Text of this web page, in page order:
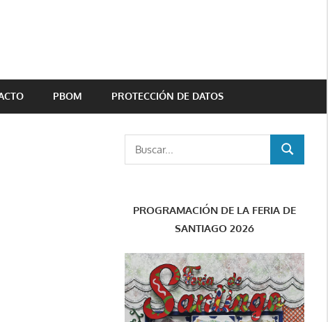
PBOM PROTECCIÓN DE DATOS
BUSCAR
PROGRAMACIÓN DE LA FERIA DE
SANTIAGO 2026